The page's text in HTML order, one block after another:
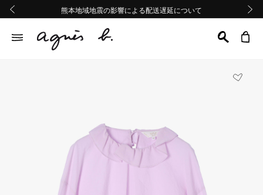
熊本地域地震の影響による配送遅延について
Summer Sale 2buy10%OFF!!
熊本地域地震の影響による配送遅延について
Summer Sale 2buy10%OFF!!